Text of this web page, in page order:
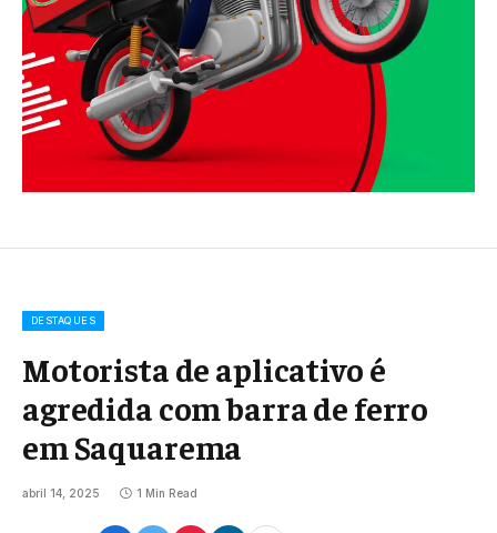
DESTAQUES
Motorista de aplicativo é
agredida com barra de ferro
em Saquarema
abril 14, 2025 1 Min Read